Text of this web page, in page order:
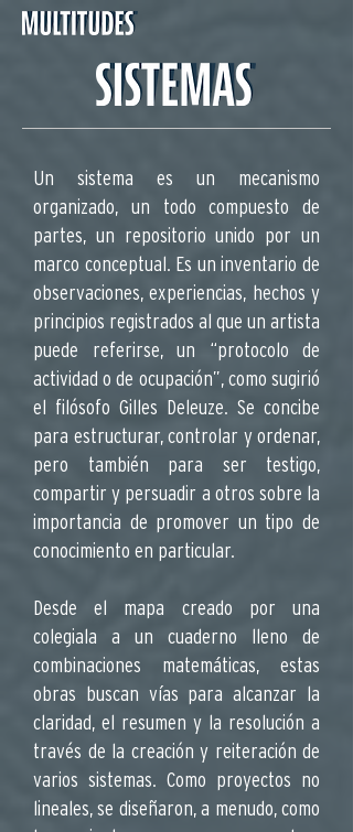
Un sistema es un mecanismo
organizado, un todo compuesto de
partes, un repositorio unido por un
marco conceptual. Es un inventario de
observaciones, experiencias, hechos y
principios registrados al que un artista
puede referirse, un “protocolo de
actividad o de ocupación”, como sugirió
el filósofo Gilles Deleuze. Se concibe
para estructurar, controlar y ordenar,
pero también para ser testigo,
compartir y persuadir a otros sobre la
importancia de promover un tipo de
conocimiento en particular.
Desde el mapa creado por una
colegiala a un cuaderno lleno de
combinaciones matemáticas, estas
obras buscan vías para alcanzar la
claridad, el resumen y la resolución a
través de la creación y reiteración de
varios sistemas. Como proyectos no
lineales, se diseñaron, a menudo, como